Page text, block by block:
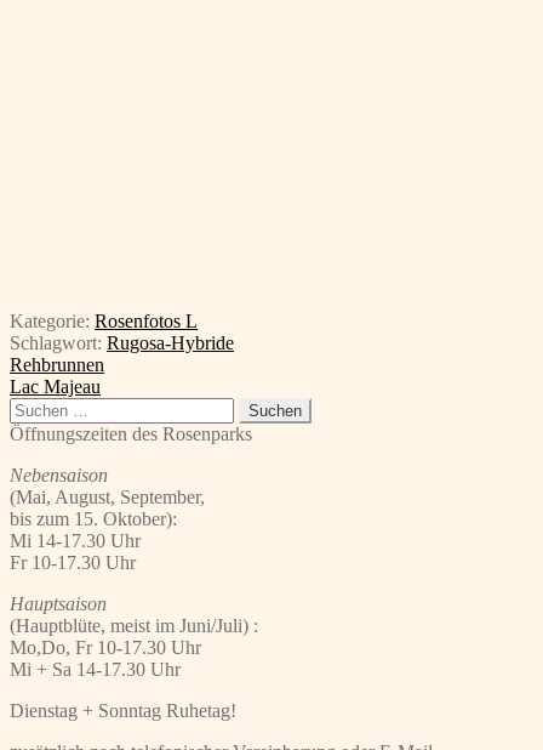
Kategorie: Rosenfotos L
Schlagwort: Rugosa-Hybride
Beitragsnavigation
Vorheriger
Beitrag:
Rehbrunnen
Nächster
Beitrag:
Lac Majeau
Suchen
nach:
Öffnungszeiten des Rosenparks
Nebensaison
(Mai, August, September,
bis zum 15. Oktober):
Mi 14-17.30 Uhr
Fr 10-17.30 Uhr
Hauptsaison
(Hauptblüte, meist im Juni/Juli) :
Mo,Do, Fr 10-17.30 Uhr
Mi + Sa 14-17.30 Uhr
Dienstag + Sonntag Ruhetag!